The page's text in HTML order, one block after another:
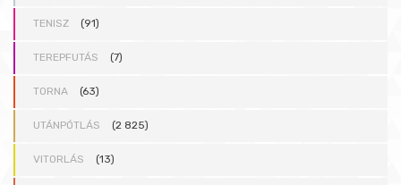
TENISZ (91)
TEREPFUTÁS (7)
TORNA (63)
UTÁNPÓTLÁS (2 825)
VITORLÁS (13)